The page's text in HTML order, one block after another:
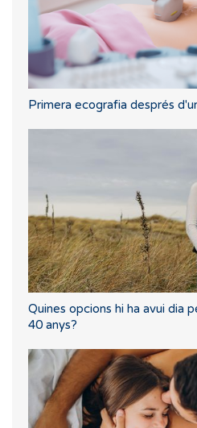
Primera ecografia després
Quines opcions hi ha avui dia
40 anys?